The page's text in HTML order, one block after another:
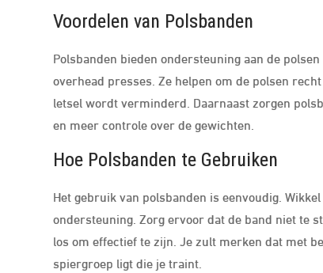
Voordelen van Polsbanden
Polsbanden bieden ondersteuning aan de
overhead presses. Ze helpen om de polsen
letsel wordt verminderd. Daarnaast zorgen
en meer controle over de gewichten.
Hoe Polsbanden te Gebruiken
Het gebruik van polsbanden is eenvoudig.
ondersteuning. Zorg ervoor dat de band niet te
los om effectief te zijn. Je zult merken dat met
spiergroep ligt die je traint.